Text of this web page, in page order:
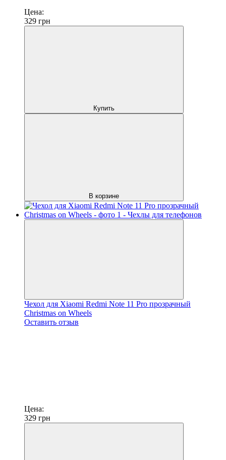
Цена:
329 грн
Купить
В корзине
Чехол для Xiaomi Redmi Note 11 Pro прозрачный
Christmas on Wheels
Оставить отзыв
Цена:
329 грн